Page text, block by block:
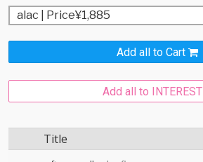
Add all to Cart
Add all to INTEREST
Title